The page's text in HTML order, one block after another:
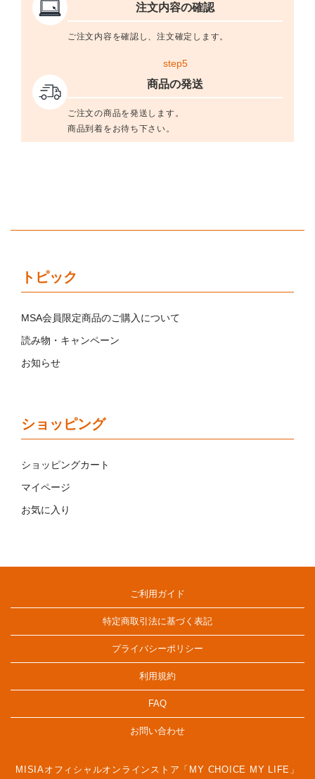
注文内容の確認
ご注文内容を確認し、注文確定します。
step5
商品の発送
ご注文の商品を発送します。
商品到着をお待ち下さい。
トピック
MSA会員限定商品のご購入について
読み物・キャンペーン
お知らせ
ショッピング
ショッピングカート
マイページ
お気に入り
ご利用ガイド
特定商取引法に基づく表記
プライバシーポリシー
利用規約
FAQ
お問い合わせ
MISIAオフィシャルオンラインストア「MY CHOICE MY LIFE」